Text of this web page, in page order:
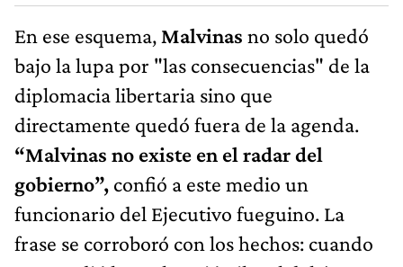
En ese esquema, Malvinas no solo quedó
bajo la lupa por "las consecuencias" de la
diplomacia libertaria sino que
directamente quedó fuera de la agenda.
“Malvinas no existe en el radar del
gobierno”, confió a este medio un
funcionario del Ejecutivo fueguino. La
frase se corroboró con los hechos: cuando